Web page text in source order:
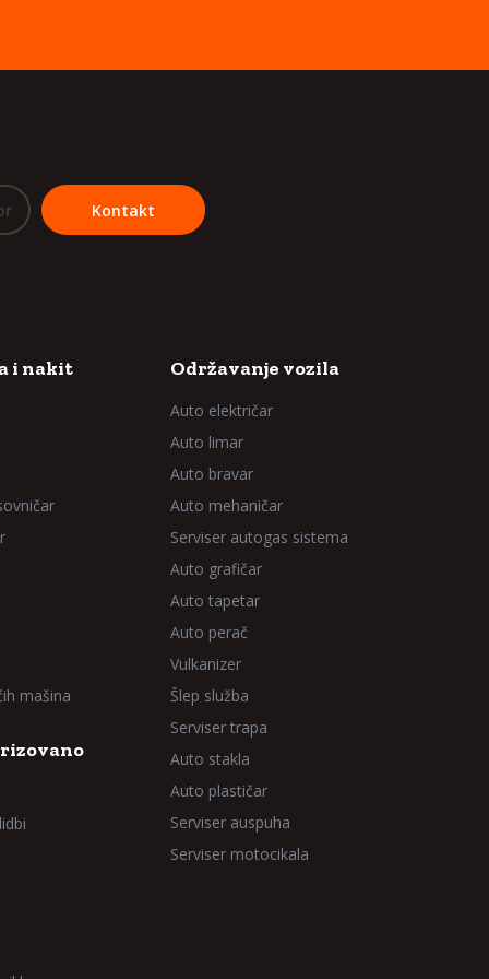
Kontakt
i nakit
mašina
Održavanje vozila
Auto električar
Auto limar
Auto bravar
Auto mehaničar
Serviser autogas sistema
Auto grafičar
Auto tapetar
Auto perač
Vulkanizer
Šlep služba
Serviser trapa
Auto stakla
Auto plastičar
Serviser auspuha
Serviser motocikala